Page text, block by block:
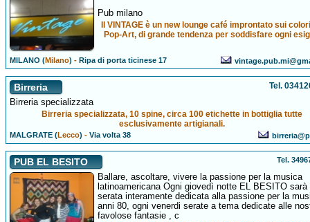
Pub milano
Il VINTAGE è un new lounge café improntato sui
Pop-Art, di grande tendenza per soddisfare ogni
MILANO (Milano) -Ripa di porta ticinese 17
Birreria Tel.
Birreria specializzata
Birreria specializzata, 10 spine, circa 100 etichette in bottiglia tutte
esclusivamente artigianali.
MALGRATE (Lecco) -Via volta 38
PUB EL BESITO Tel.
Ballare, ascoltare, vivere la passione per la musica
latinoamericana Ogni giovedì notte EL BESITO sarà
serata interamente dedicata alla passione per la
anni 80, ogni venerdi serate a tema dedicate alle
favolose fantasie , c